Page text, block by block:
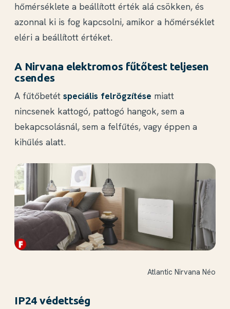
hőmérséklete a beállított érték alá csökken, és
azonnal ki is fog kapcsolni, amikor a hőmérséklet
eléri a beállított értéket.
A Nirvana elektromos fűtőtest teljesen
csendes
A fűtőbetét speciális felrögzítése miatt
nincsenek kattogó, pattogó hangok, sem a
bekapcsolásnál, sem a felfűtés, vagy éppen a
kihűlés alatt.
Atlantic Nirvana Néo
IP24 védettség